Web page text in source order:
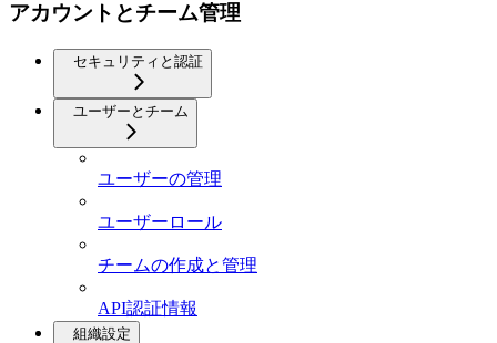
アカウントとチーム管理
セキュリティと認証
ユーザーとチーム
ユーザーの管理
ユーザーロール
チームの作成と管理
API認証情報
組織設定